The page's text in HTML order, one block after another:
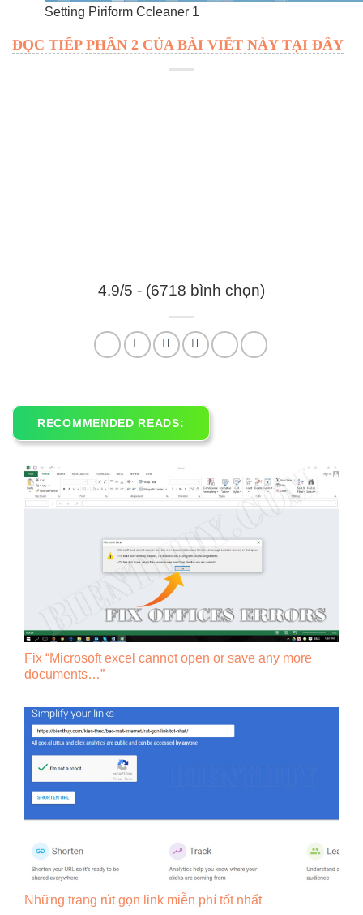
Setting Piriform Ccleaner 1
ĐỌC TIẾP PHẦN 2 CỦA BÀI VIẾT NÀY TẠI ĐÂY
4.9/5 - (6718 bình chọn)
RECOMMENDED READS:
Fix “Microsoft excel cannot open or save any more
documents…”
Những trang rút gọn link miễn phí tốt nhất